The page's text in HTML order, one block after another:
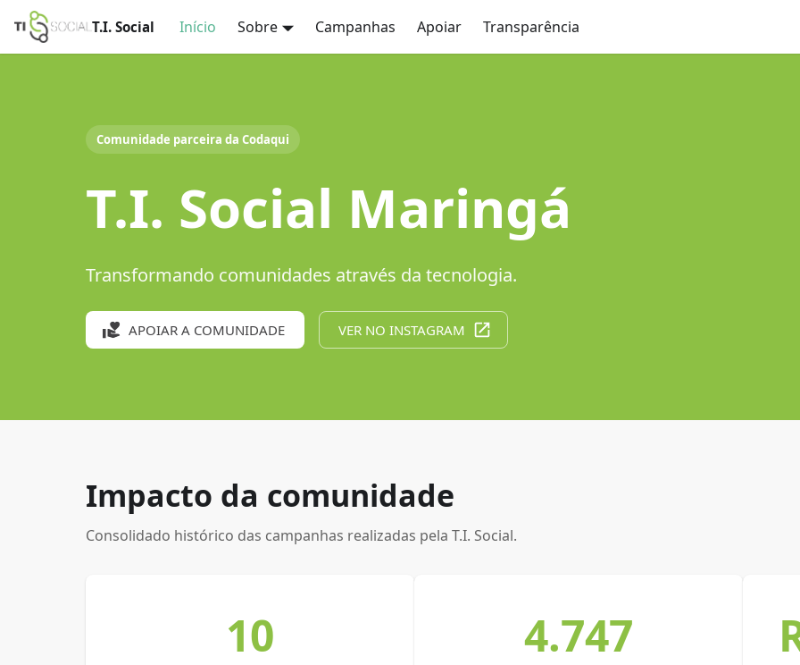
T.I. Social Início Sobre Campanhas Apoiar Transparência
Comunidade parceira da Codaqui
T.I. Social Maringá
Transformando comunidades através da tecnologia.
APOIAR A COMUNIDADE VER NO INSTAGRAM
Impacto da comunidade
Consolidado histórico das campanhas realizadas pela T.I. Social.
10 4.747